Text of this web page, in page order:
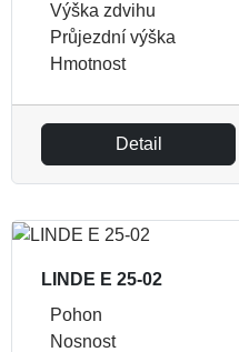
Výška zdvihu
Průjezdní výška
Hmotnost
Detail
LINDE E 25-02
Pohon
Nosnost